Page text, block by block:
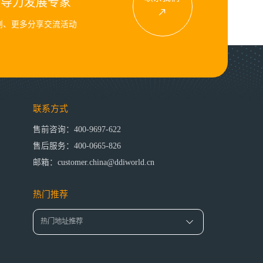
更多分享交流活动
联系方式
售前咨询：400-9697-622
售后服务：400-0665-826
邮箱：customer.china@ddiworld.cn
热门推荐